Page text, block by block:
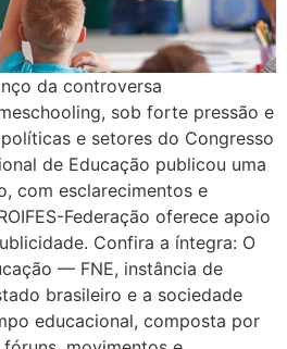
da controversa
sob forte pressão e
e setores do Congresso
de Educação publicou uma
com esclarecimentos e
Federação oferece apoio
Confira a íntegra: O
— FNE, instância de
brasileiro e a sociedade
educacional, composta por